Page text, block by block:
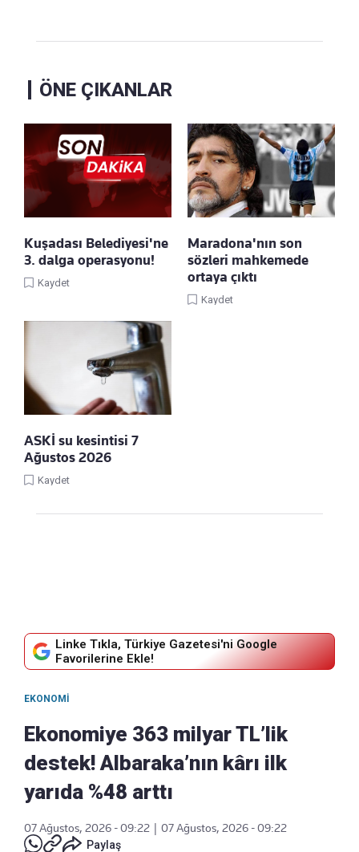
ÖNE ÇIKANLAR
Kuşadası Belediyesi'ne
3. dalga operasyonu!
Kaydet
Maradona'nın son
sözleri mahkemede
ortaya çıktı
Kaydet
ASKİ su kesintisi 7
Ağustos 2026
Kaydet
Linke Tıkla, Türkiye Gazetesi'ni Google
Favorilerine Ekle!
EKONOMI
Ekonomiye 363 milyar TL’lik
destek! Albaraka’nın kârı ilk
yarıda %48 arttı
07 Ağustos, 2026 - 09:22
07 Ağustos, 2026 - 09:22
Paylaş